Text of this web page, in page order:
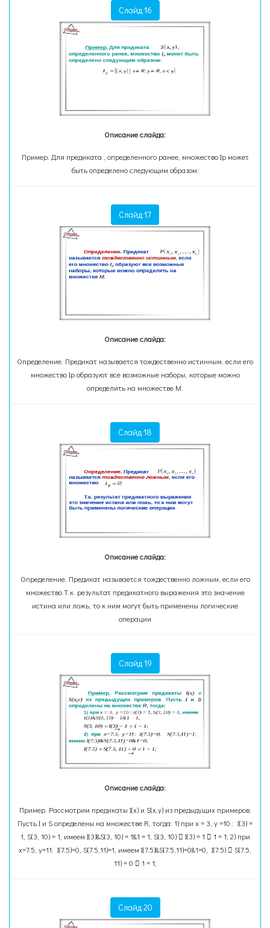
Слайд 16
Описание слайда:
Пример. Для предиката , определенного ранее, множество Ip может
быть определено следующим образом:
Слайд 17
Описание слайда:
Определение. Предикат называется тождественно истинным, если его
множество Ip образуют все возможные наборы, которые можно
определить на множестве М.
Слайд 18
Описание слайда:
Определение. Предикат называется тождественно ложным, если его
множество Т.к. результат предикатного выражения это значение
истина или ложь, то к ним могут быть применены логические
операции
Слайд 19
Описание слайда:
Пример. Рассмотрим предикаты I(x) и S(x,y) из предыдущих примеров.
Пусть I и S определены на множестве R, тогда: 1) при x = 3, y =10 : I(3) =
1, S(3, 10) = 1, имеем I(3)&S(3, 10) = 1&1 = 1, S(3, 10)  I(3) = 1  1 = 1; 2) при
x=7.5, y=11: I(7.5)=0, S(7.5,11)=1, имеем I(7.5)&S(7.5,11)=0&1=0, I(7.5)  S(7.5,
11) = 0  1 = 1;
Слайд 20